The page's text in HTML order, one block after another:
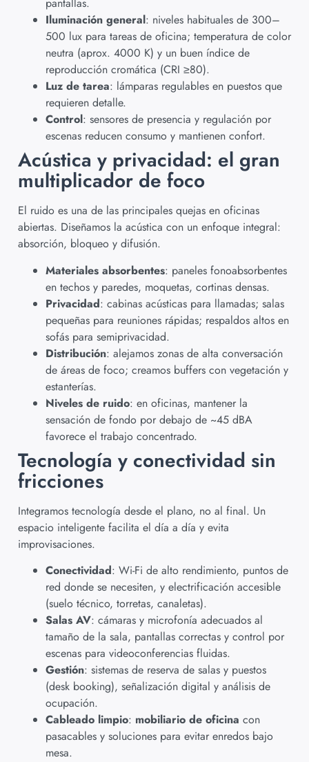
pantallas.
Iluminación general: niveles habituales de 300–
500 lux para tareas de oficina; temperatura de color
neutra (aprox. 4000 K) y un buen índice de
reproducción cromática (CRI ≥80).
Luz de tarea: lámparas regulables en puestos que
requieren detalle.
Control: sensores de presencia y regulación por
escenas reducen consumo y mantienen confort.
Acústica y privacidad: el gran
multiplicador de foco
El ruido es una de las principales quejas en oficinas
abiertas. Diseñamos la acústica con un enfoque integral:
absorción, bloqueo y difusión.
Materiales absorbentes: paneles fonoabsorbentes
en techos y paredes, moquetas, cortinas densas.
Privacidad: cabinas acústicas para llamadas; salas
pequeñas para reuniones rápidas; respaldos altos en
sofás para semiprivacidad.
Distribución: alejamos zonas de alta conversación
de áreas de foco; creamos buffers con vegetación y
estanterías.
Niveles de ruido: en oficinas, mantener la
sensación de fondo por debajo de ~45 dBA
favorece el trabajo concentrado.
Tecnología y conectividad sin
fricciones
Integramos tecnología desde el plano, no al final. Un
espacio inteligente facilita el día a día y evita
improvisaciones.
Conectividad: Wi-Fi de alto rendimiento, puntos de
red donde se necesiten, y electrificación accesible
(suelo técnico, torretas, canaletas).
Salas AV: cámaras y microfonía adecuados al
tamaño de la sala, pantallas correctas y control por
escenas para videoconferencias fluidas.
Gestión: sistemas de reserva de salas y puestos
(desk booking), señalización digital y análisis de
ocupación.
Cableado limpio: mobiliario de oficina con
pasacables y soluciones para evitar enredos bajo
mesa.